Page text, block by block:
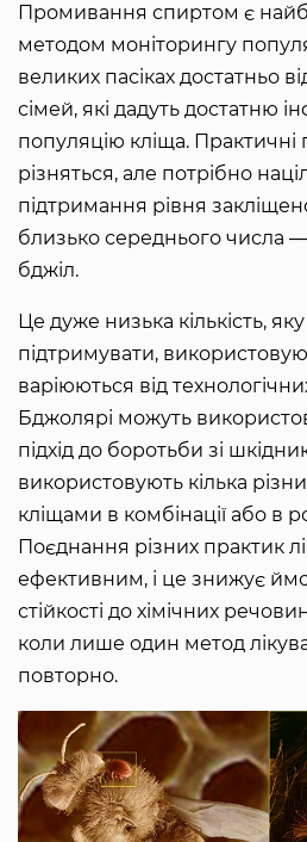
Промивання спиртом є
методом моніторингу
великих пасіках достатньо
сімей, які дадуть достатню
популяцію кліща. Практичні
різняться, але потрібно
підтримання рівня
близько середнього числа
бджіл.
Це дуже низька кількість,
підтримувати,
варіюються від
Бджолярі можуть
підхід до боротьби зі
використовують кілька
кліщами в комбінації або в
Поєднання різних практик
ефективним, і це знижує
стійкості до хімічних
коли лише один метод
повторно.